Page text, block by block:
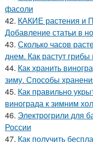
фасоли
42. КАКИЕ растения и
Добавление статьи в
43. Сколько часов
днем. Как растут грибы
44. Как хранить
зиму. Способы
45. Как правильно
винограда к зимним
46. Электрогрили для
России
47. Как получить